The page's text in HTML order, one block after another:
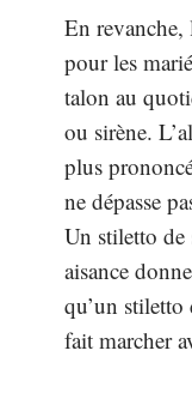
En revanche,
pour les
talon au
ou sirène.
plus
ne dépasse
Un stiletto de
aisance
qu’un
fait marcher